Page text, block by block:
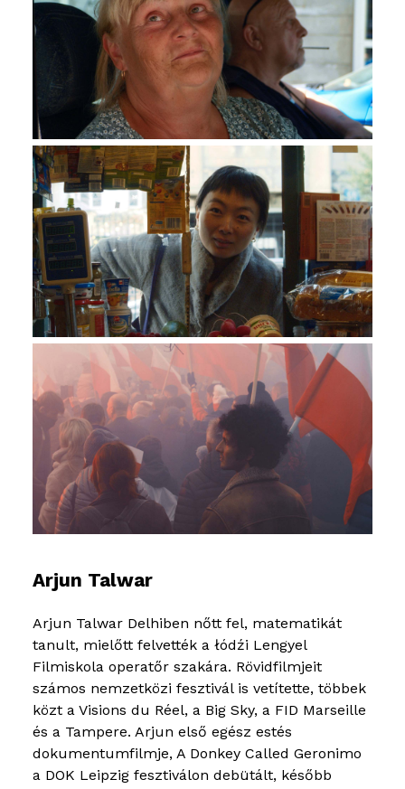
Arjun Talwar
Arjun Talwar Delhiben nőtt fel, matematikát
tanult, mielőtt felvették a łódźi Lengyel
Filmiskola operatőr szakára. Rövidfilmjeit
számos nemzetközi fesztivál is vetítette, többek
közt a Visions du Réel, a Big Sky, a FID Marseille
és a Tampere. Arjun első egész estés
dokumentumfilmje, A Donkey Called Geronimo
a DOK Leipzig fesztiválon debütált, később